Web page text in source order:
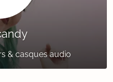
& casques audio